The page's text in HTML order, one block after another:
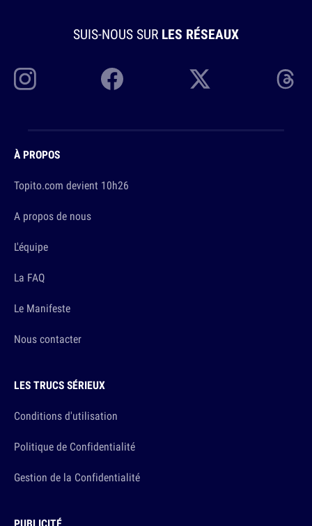
SUIS-NOUS SUR LES RÉSEAUX
À PROPOS
Topito.com devient 10h26
A propos de nous
L'équipe
La FAQ
Le Manifeste
Nous contacter
LES TRUCS SÉRIEUX
Conditions d'utilisation
Politique de Confidentialité
Gestion de la Confidentialité